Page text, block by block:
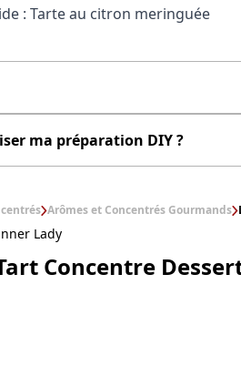
: Tarte au citron meringuée
ma préparation DIY ?
Arômes et Concentrés Gourmands
Lady
Concentre